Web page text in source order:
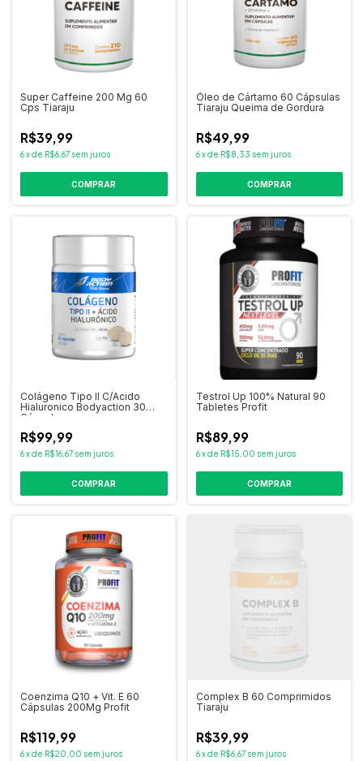
Super Caffeine 200 Mg 60
Cps Tiaraju
R$39,99
6xde R$6,67 sem juros
COMPRAR
Óleo de Cártamo 60 Cápsulas
Tiaraju Queima de Gordura
R$49,99
6 xde R$8,33 sem juros
COMPRAR
Colágeno Tipo II C/Acido
Hialuronico Bodyaction 30
Cápsulas
R$99,99
6xde R$16,67 sem juros
Testrol Up 100% Natural 90
Tabletes Profit
R$89,99
6 xde R$15,00 sem juros
COMPRAR
Coenzima Q10 + Vit. E 60
Cápsulas 200Mg Profit
R$119,99
6xde R$20,00 sem juros
Complex B 60 Comprimidos
Tiaraju
R$39,99
6 xde R$6,67 sem juros